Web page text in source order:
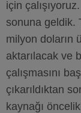
için
sonuna geldik.
milyon doların
aktarılacak ve
çalışmasını
çıkarıldıktan
kaynağı